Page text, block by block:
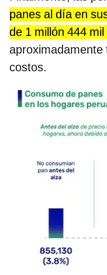
panes al día en
de 1 millón 444
aproximadamente
costos.